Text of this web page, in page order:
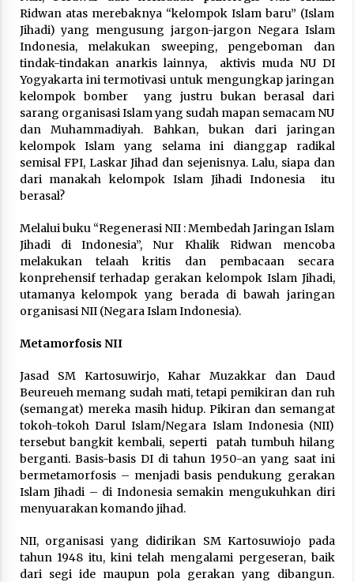
Ridwan atas merebaknya “kelompok Islam baru” (Islam
Jihadi) yang mengusung jargon-jargon Negara Islam
Indonesia, melakukan sweeping, pengeboman dan
tindak-tindakan anarkis lainnya, aktivis muda NU DI
Yogyakarta ini termotivasi untuk mengungkap jaringan
kelompok bomber yang justru bukan berasal dari
sarang organisasi Islam yang sudah mapan semacam NU
dan Muhammadiyah. Bahkan, bukan dari jaringan
kelompok Islam yang selama ini dianggap radikal
semisal FPI, Laskar Jihad dan sejenisnya. Lalu, siapa dan
dari manakah kelompok Islam Jihadi Indonesia itu
berasal?
Melalui buku “Regenerasi NII : Membedah Jaringan Islam
Jihadi di Indonesia”, Nur Khalik Ridwan mencoba
melakukan telaah kritis dan pembacaan secara
konprehensif terhadap gerakan kelompok Islam Jihadi,
utamanya kelompok yang berada di bawah jaringan
organisasi NII (Negara Islam Indonesia).
Metamorfosis NII
Jasad SM Kartosuwirjo, Kahar Muzakkar dan Daud
Beureueh memang sudah mati, tetapi pemikiran dan ruh
(semangat) mereka masih hidup. Pikiran dan semangat
tokoh-tokoh Darul Islam/Negara Islam Indonesia (NII)
tersebut bangkit kembali, seperti patah tumbuh hilang
berganti. Basis-basis DI di tahun 1950-an yang saat ini
bermetamorfosis – menjadi basis pendukung gerakan
Islam Jihadi – di Indonesia semakin mengukuhkan diri
menyuarakan komando jihad.
NII, organisasi yang didirikan SM Kartosuwiojo pada
tahun 1948 itu, kini telah mengalami pergeseran, baik
dari segi ide maupun pola gerakan yang dibangun.